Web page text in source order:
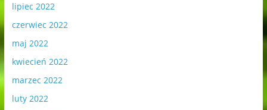
lipiec 2022
czerwiec 2022
maj 2022
kwiecień 2022
marzec 2022
luty 2022